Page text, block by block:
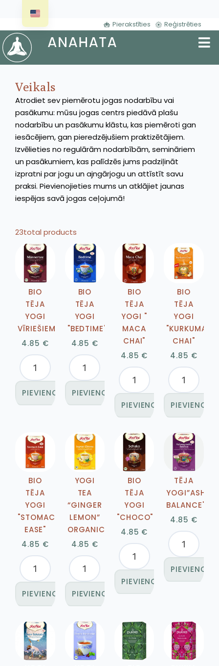
Pierakstīties Reģistrēties
Veikals
Atrodiet sev piemērotu jogas nodarbību vai
pasākumu: mūsu jogas centrs piedāvā plašu
nodarbību un pasākumu klāstu, kas piemēroti gan
iesācējiem, gan pieredzējušiem praktizētājiem.
Izvēlieties no regulārām nodarbībām, semināriem
un pasākumiem, kas palīdzēs jums padziļināt
izpratni par jogu un ajngārjogu un attīstīt savu
praksi. Pievienojieties mums un atklājiet jaunas
iespējas savā jogas ceļojumā!
23total products
BIO
TĒJA
YOGI
VĪRIEŠIEM
4.85 €
PIEVIENOT GROZAM
BIO
TĒJA
YOGI
"BEDTIME"
4.85 €
PIEVIENOT GROZAM
BIO
TĒJA
YOGI "
MACA
CHAI"
4.85 €
PIEVIENOT GROZAM
BIO
TĒJA
YOGI
"KURKUMA
CHAI"
4.85 €
PIEVIENOT
BIO
TĒJA
YOGI
"STOMACH
EASE"
4.85 €
PIEVIENOT GROZAM
YOGI
TEA
“GINGER
LEMON”
ORGANIC
4.85 €
PIEVIENOT GROZAM
BIO
TĒJA
YOGI
"CHOCO"
4.85 €
PIEVIENOT GROZAM
TĒJA
BALANCE"
4.85 €
PIEVIENOT